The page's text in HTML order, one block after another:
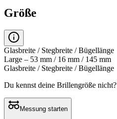
Größe
Glasbreite / Stegbreite / Bügellänge
Large – 53 mm / 16 mm / 145 mm
Glasbreite / Stegbreite / Bügellänge
Du kennst deine Brillengröße nicht?
Messung starten